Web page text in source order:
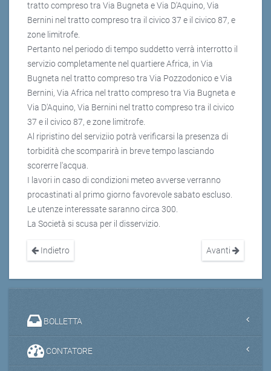
tratto compreso tra Via Bugneta e Via D'Aquino, Via
Bernini nel tratto compreso tra il civico 37 e il civico 87, e
zone limitrofe.
Pertanto nel periodo di tempo suddetto verrà interrotto il
servizio completamente nel quartiere Africa, in Via
Bugneta nel tratto compreso tra Via Pozzodonico e Via
Bernini, Via Africa nel tratto compreso tra Via Bugneta e
Via D'Aquino, Via Bernini nel tratto compreso tra il civico
37 e il civico 87, e zone limitrofe.
Al ripristino del serviziio potrà verificarsi la presenza di
torbidità che scomparirà in breve tempo lasciando
scorerre l'acqua.
I lavori in caso di condizioni meteo avverse verranno
procastinati al primo giorno favorevole sabato escluso.
Le utenze interessate saranno circa 300.
La Società si scusa per il disservizio.
Indietro Avanti
BOLLETTA
CONTATORE